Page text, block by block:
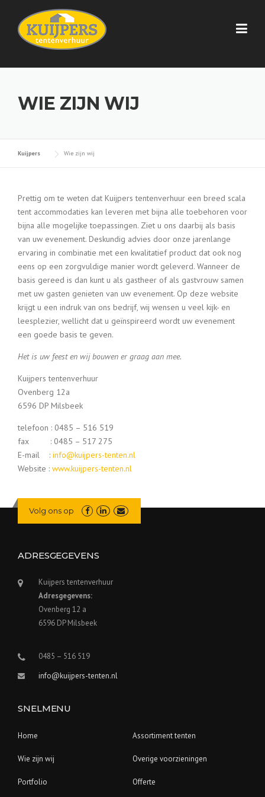
content
WIE ZIJN WIJ
Kuijpers Wie zijn wij
Prettig om te weten dat Kuijpers tentenverhuur een breed scala
tent accommodaties kan leveren met bijna alle toebehoren voor
bijna alle mogelijke toepassingen. Ziet u ons daarbij als basis
van uw evenement. Deskundig advies door onze jarenlange
ervaring in combinatie met een kwalitatief product dat ook nog
eens op een zorgvuldige manier wordt geleverd. Wanneer de
basis gereed is dan kunt u als gastheer of als gastvrouw samen
met uw gasten genieten van uw evenement. Op deze website
krijgt u een indruk van ons bedrijf, wij wensen u veel kijk- en
leesplezier, wellicht dat u geïnspireerd wordt uw evenement
een goede basis te geven.
Het is uw feest en wij bouwen er graag aan mee.
Kuijpers tentenverhuur
Ovenberg 12a
6596 DP Milsbeek
telefoon : 0485 – 516 519
fax : 0485 – 517 275
E-mail : info@kuijpers-tenten.nl
Website : www.kuijpers-tenten.nl
Volg ons op
ADRESGEGEVENS
Kuijpers tentenverhuur
Adresgegevens:
Ovenberg 12 a
6596 DP Milsbeek
0485 – 516 519
info@kuijpers-tenten.nl
SNELMENU
Home Assortiment tenten
Wie zijn wij Overige voorzieningen
Portfolio Offerte